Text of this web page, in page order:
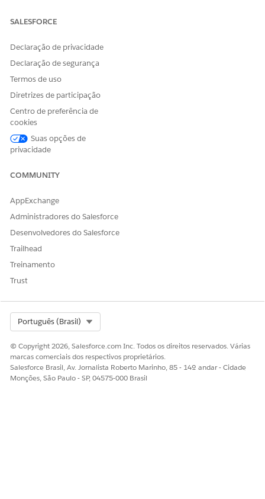
de perfil.
vez no mesmo espaço de dados usando esse processo.
Depois de criar os ativos de caso de uso necessários, o
processo de configuração verifica automaticamente a
essa verificação, o processo sinaliza qualquer objeto
ausente do fluxo de dados ou qualquer campo de objeto
não mapeado. Antes de implementar o caso de uso e seus
ativos, você deve reparar todos os dados ausentes ou não
mapeados.
CONSULTE TAMBÉM:
Implementar um caso de uso de personalização pré-
configurado
ESTE ARTIGO RESOLVEU SEU PROBLEMA?
SALESFORCE
Declaração de privacidade
Declaração de segurança
Termos de uso
Diretrizes de participação
Centro de preferência de
cookies
Suas opções de
privacidade
COMMUNITY
AppExchange
Administradores do Salesforce
Desenvolvedores do Salesforce
Trailhead
Treinamento
Trust
Português (Brasil)
© Copyright 2026, Salesforce.com Inc. Todos os direitos reservados. Várias
marcas comerciais dos respectivos proprietários.
Salesforce Brasil, Av. Jornalista Roberto Marinho, 85 - 14º andar - Cidade
Monções, São Paulo - SP, 04575-000 Brasil